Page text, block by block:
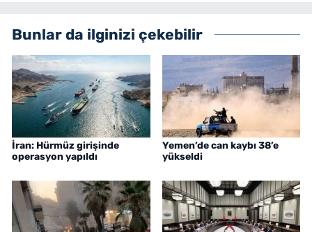
Bunlar da ilginizi çekebilir
İran: Hürmüz girişinde
operasyon yapıldı
Yemen’de can kaybı 38’e
yükseldi